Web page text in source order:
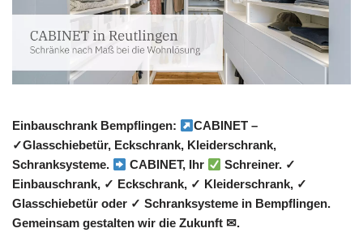
Einbauschrank Bempflingen:
CABINET –
✓Glasschiebetür, Eckschrank, Kleiderschrank,
Schranksysteme.
CABINET, Ihr
Schreiner. ✓
Einbauschrank, ✓ Eckschrank, ✓ Kleiderschrank, ✓
Glasschiebetür oder ✓ Schranksysteme in Bempflingen.
Gemeinsam gestalten wir die Zukunft ✉.